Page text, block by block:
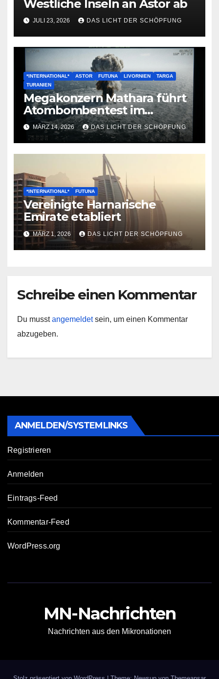
Westliche Inseln an Astor ab
JULI 23, 2026 DAS LICHT DER SCHÖPFUNG
*INTERNATIONAL* ASTOR FUTUNA LIVORNIEN
TARGA
TURANIEN
Megakonzern Mathara führt
Atombombentest im
Nordanik durch
MÄRZ 14, 2026 DAS LICHT DER SCHÖPFUNG
*INTERNATIONAL* FUTUNA
Vereinigte Harnarische
Emirate etabliert
MÄRZ 1, 2026 DAS LICHT DER SCHÖPFUNG
Schreibe einen Kommentar
Du musstangemeldetsein, um einen Kommentar
abzugeben.
ANMELDEN/SYSTEMLINKS
Registrieren
Anmelden
Eintrags-Feed
Kommentar-Feed
WordPress.org
MN-Nachrichten
Nachrichten aus den Mikronationen